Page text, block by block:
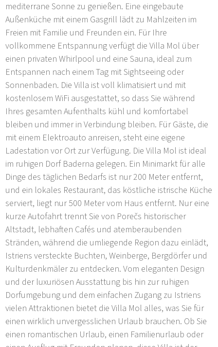
mediterrane Sonne zu genießen. Eine eingebaute
Außenküche mit einem Gasgrill lädt zu Mahlzeiten im
Freien mit Familie und Freunden ein. Für Ihre
vollkommene Entspannung verfügt die Villa Mol über
einen privaten Whirlpool und eine Sauna, ideal zum
Entspannen nach einem Tag mit Sightseeing oder
Sonnenbaden. Die Villa ist voll klimatisiert und mit
kostenlosem WiFi ausgestattet, so dass Sie während
Ihres gesamten Aufenthalts kühl und komfortabel
bleiben und immer in Verbindung bleiben. Für Gäste, die
mit einem Elektroauto anreisen, steht eine eigene
Ladestation vor Ort zur Verfügung. Die Villa Mol ist ideal
im ruhigen Dorf Baderna gelegen. Ein Minimarkt für alle
Dinge des täglichen Bedarfs ist nur 200 Meter entfernt,
und ein lokales Restaurant, das köstliche istrische Küche
serviert, liegt nur 500 Meter vom Haus entfernt. Nur eine
kurze Autofahrt trennt Sie von Porečs historischer
Altstadt, lebhaften Cafés und atemberaubenden
Stränden, während die umliegende Region dazu einlädt,
Istriens versteckte Buchten, Weinberge, Bergdörfer und
Kulturdenkmäler zu entdecken. Vom eleganten Design
und der luxuriösen Ausstattung bis hin zur ruhigen
Dorfumgebung und dem einfachen Zugang zu Istriens
vielen Attraktionen bietet die Villa Mol alles, was Sie für
einen wirklich unvergesslichen Urlaub brauchen. Ob Sie
einen romantischen Urlaub, einen Familienurlaub oder